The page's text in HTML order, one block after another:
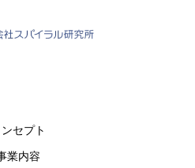
ンセプト
業内容